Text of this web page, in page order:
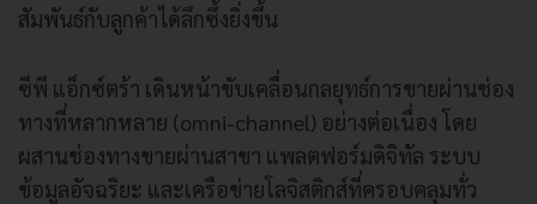
สัมพันธ์กับลูกค้าได้ลึกซึ้งยิ่งขึ้น
ซีพี แอ็กซ์ตร้า เดินหน้าขับเคลื่อนกลยุทธ์การขายผ่านช่อง
ทางที่หลากหลาย (omni-channel) อย่างต่อเนื่อง โดย
ผสานช่องทางขายผ่านสาขา แพลตฟอร์มดิจิทัล ระบบ
ข้อมูลอัจฉริยะ และเครือข่ายโลจิสติกส์ที่ครอบคลุมทั่ว